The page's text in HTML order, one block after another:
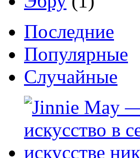
Последние
Популярные
Случайные